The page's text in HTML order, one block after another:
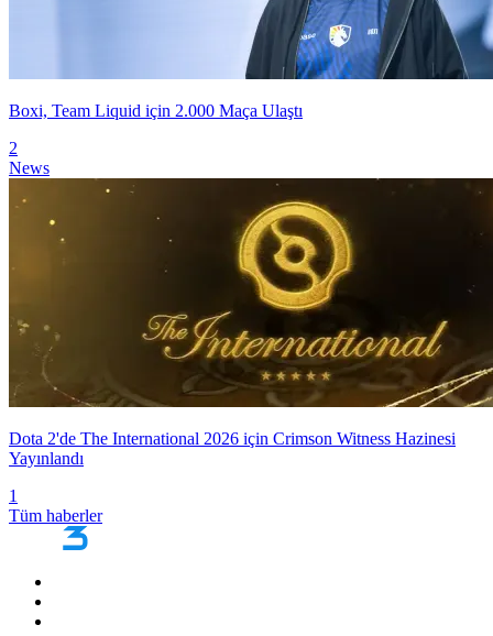
Boxi, Team Liquid için 2.000 Maça Ulaştı
2
News
Dota 2'de The International 2026 için Crimson Witness Hazinesi
Yayınlandı
1
Tüm haberler